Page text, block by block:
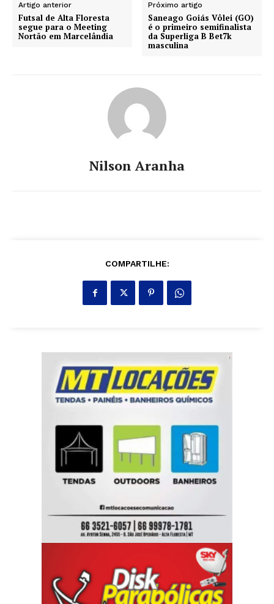
Artigo anterior
Futsal de Alta Floresta
segue para o Meeting
Nortão em Marcelândia
Próximo artigo
Saneago Goiás Vôlei (GO)
é o primeiro semifinalista
da Superliga B Bet7k
masculina
Nilson Aranha
COMPARTILHE: